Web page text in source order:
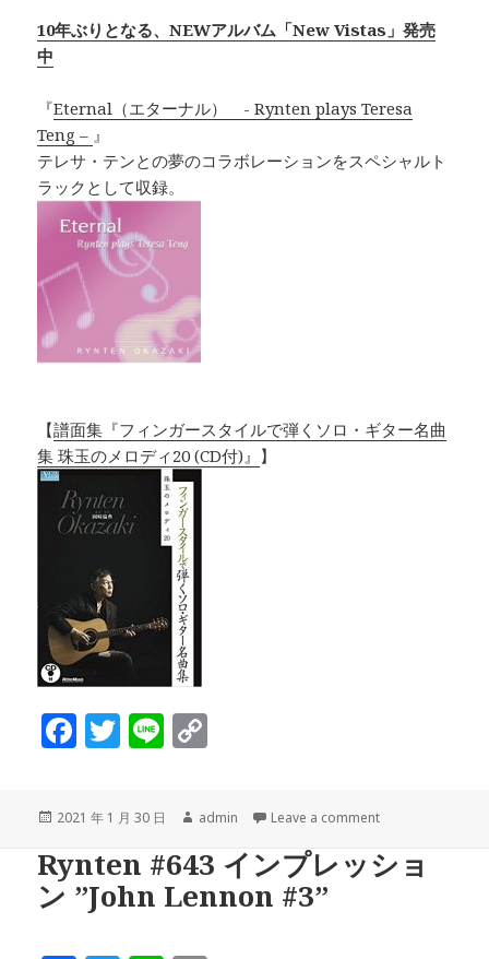
10年ぶりとなる、NEWアルバム「New Vistas」発売
中
『Eternal（エターナル） - Rynten plays Teresa
Teng – 』
テレサ・テンとの夢のコラボレーションをスペシャルト
ラックとして収録。
【譜面集『フィンガースタイルで弾くソロ・ギター名曲
集 珠玉のメロディ20 (CD付)』 】
F
c
e
b
o
T
it
te
r
Li
p
y
Li
n
投
日:
2021 年 1 月 30 日
作
者
admin Leave a comment
Rynten #643 インプレッショ
ン ”John Lennon #3”